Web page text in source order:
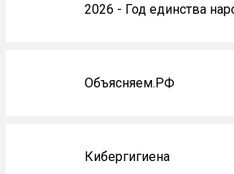
2026 - Год единства
Объясняем.РФ
Кибергигиена